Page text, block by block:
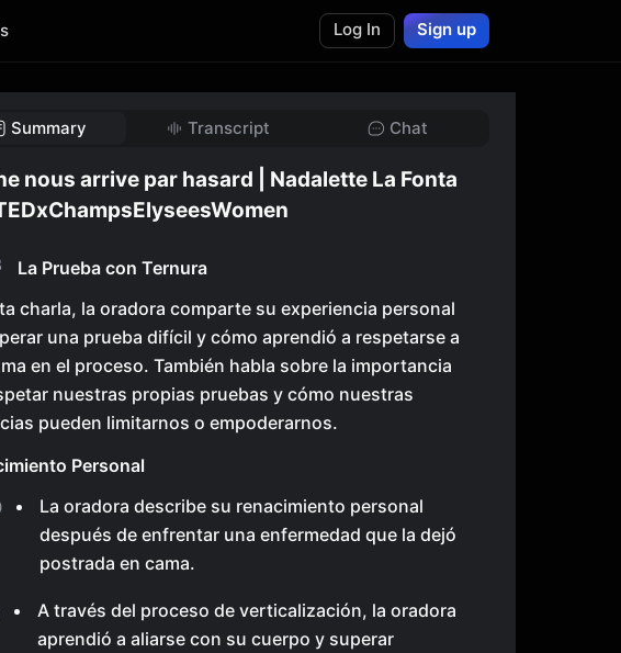
Log In Sign up
Summary Transcript Chat
nous arrive par hasard | Nadalette La Fonta
La Prueba con Ternura
charla, la oradora comparte su experiencia personal
una prueba difícil y cómo aprendió a respetarse a
en el proceso. También habla sobre la importancia
nuestras propias pruebas y cómo nuestras
pueden limitarnos o empoderarnos.
Personal
La oradora describe su renacimiento personal
después de enfrentar una enfermedad que la dejó
postrada en cama.
A través del proceso de verticalización, la oradora
aprendió a aliarse con su cuerpo y superar